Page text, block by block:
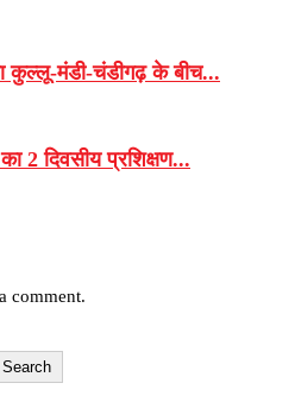
मंडी-चंडीगढ़ के बीच...
2 दिवसीय प्रशिक्षण...
comment.
Search